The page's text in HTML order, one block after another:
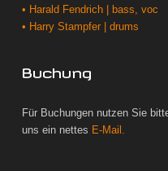
• Harald Fendrich | bass, voc
• Harry Stampfer | drums
Buchung
Für Buchungen nutzen Sie
uns ein nettes E-Mail.